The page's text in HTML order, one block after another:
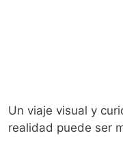
Un viaje visual y
realidad puede ser